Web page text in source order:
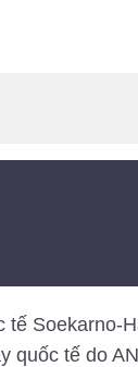
tế Soekarno-
quốc tế do